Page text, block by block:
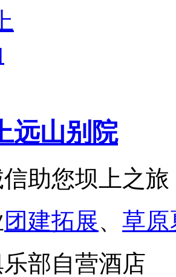
远山别院
助您坝上之
团建拓展、 草原
部自营酒店